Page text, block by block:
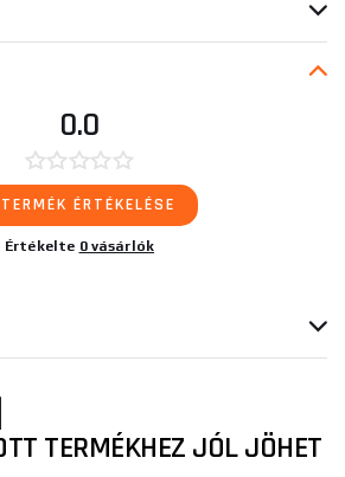
0.0
ÉRTÉKELÉSE
Értékelte 0 vásárlók
TERMÉKHEZ JÓL JÖHET